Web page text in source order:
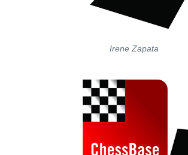
Irene Zapata